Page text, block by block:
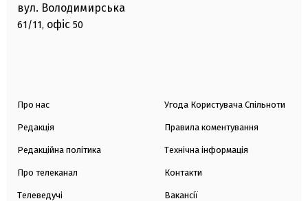
вул. Володимирська
61/11, офіс 50
Про нас
Редакція
Редакційна політика
Про телеканал
Телеведучі
Угода Користувача Спільноти
Правила коментування
Технічна інформація
Контакти
Вакансії